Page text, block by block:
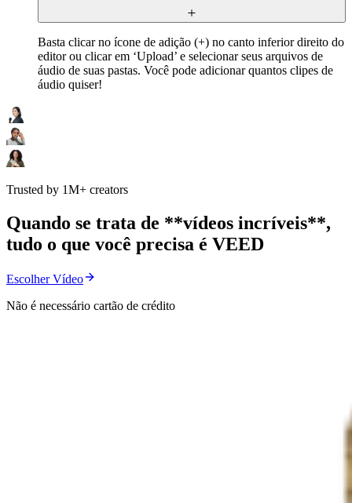
Basta clicar no ícone de adição (+) no canto inferior direito do
editor ou clicar em ‘Upload’ e selecionar seus arquivos de
áudio de suas pastas. Você pode adicionar quantos clipes de
áudio quiser!
Trusted by 1M+ creators
Quando se trata de **vídeos incríveis**,
tudo o que você precisa é VEED
Escolher Vídeo
Não é necessário cartão de crédito